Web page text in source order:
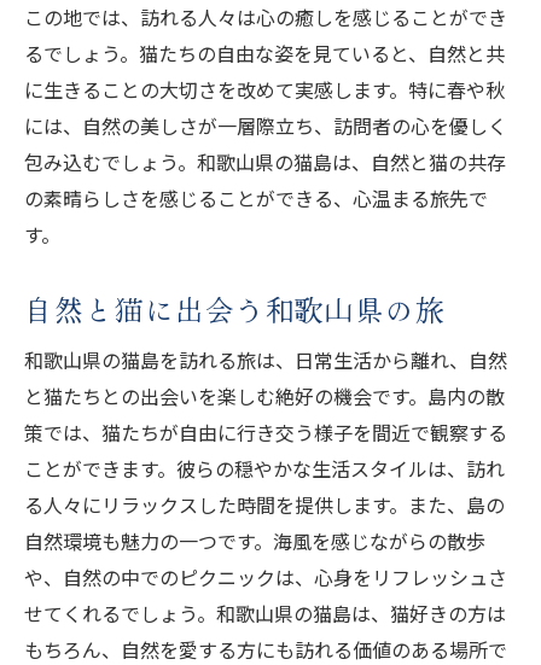
この地では、訪れる人々は心の癒しを感じることができ
るでしょう。猫たちの自由な姿を見ていると、自然と共
に生きることの大切さを改めて実感します。特に春や秋
には、自然の美しさが一層際立ち、訪問者の心を優しく
包み込むでしょう。和歌山県の猫島は、自然と猫の共存
の素晴らしさを感じることができる、心温まる旅先で
す。
自然と猫に出会う和歌山県の旅
和歌山県の猫島を訪れる旅は、日常生活から離れ、自然
と猫たちとの出会いを楽しむ絶好の機会です。島内の散
策では、猫たちが自由に行き交う様子を間近で観察する
ことができます。彼らの穏やかな生活スタイルは、訪れ
る人々にリラックスした時間を提供します。また、島の
自然環境も魅力の一つです。海風を感じながらの散歩
や、自然の中でのピクニックは、心身をリフレッシュさ
せてくれるでしょう。和歌山県の猫島は、猫好きの方は
もちろん、自然を愛する方にも訪れる価値のある場所で